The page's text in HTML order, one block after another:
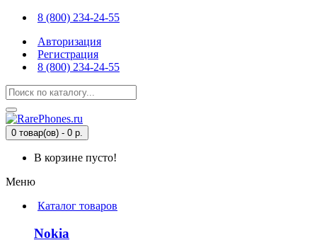
8 (800) 234-24-55
Авторизация
Регистрация
8 (800) 234-24-55
0 товар(ов) - 0 р.
В корзине пусто!
Меню
Каталог товаров
Nokia